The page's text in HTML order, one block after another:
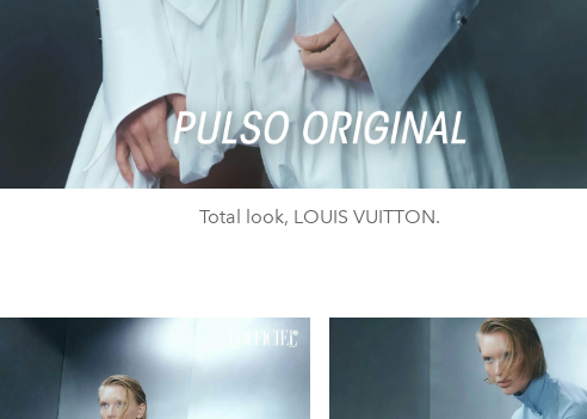
Total look, LOUIS VUITTON.